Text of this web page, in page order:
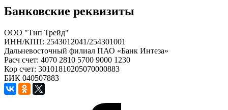
Банковские реквизиты
ООО "Тип Трейд"
ИНН/КПП: 2543012041/254301001
Дальневосточный филиал ПАО «Банк Интеза»
Расч счет: 4070 2810 5700 9000 1230
Кор счет: 30101810205070000883
БИК 040507883